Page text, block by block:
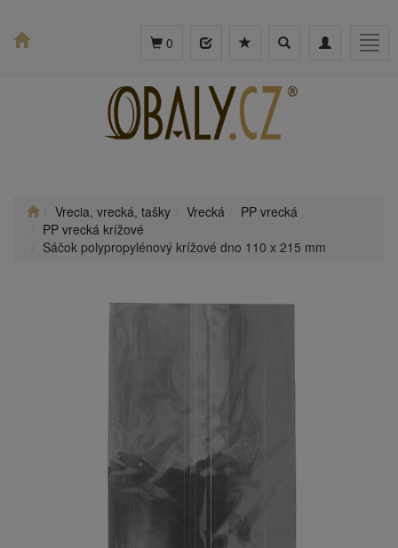
Toggle
Toggle
0
Vrecia, vrecká, tašky Vrecká
PP vrecká
PP vrecká krížové
Sáčok polypropylénový krížové dno 110 x 215 mm